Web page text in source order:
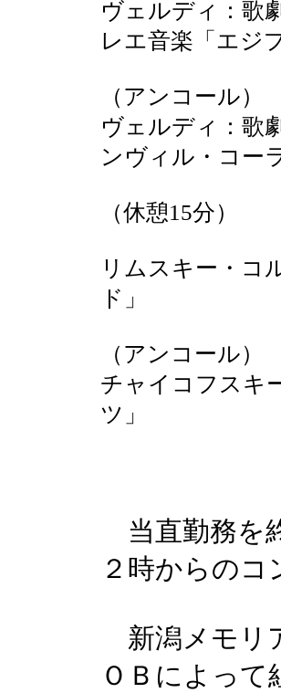
ヴェルディ：歌
レエ音楽「エジ
（アンコール）
ヴェルディ：歌
ンヴィル・コー
（休憩15分）
リムスキー・コ
ド」
（アンコール）
チャイコフスキ
ツ」
当直勤務を
２時からの
新潟メモリ
ＯＢによって